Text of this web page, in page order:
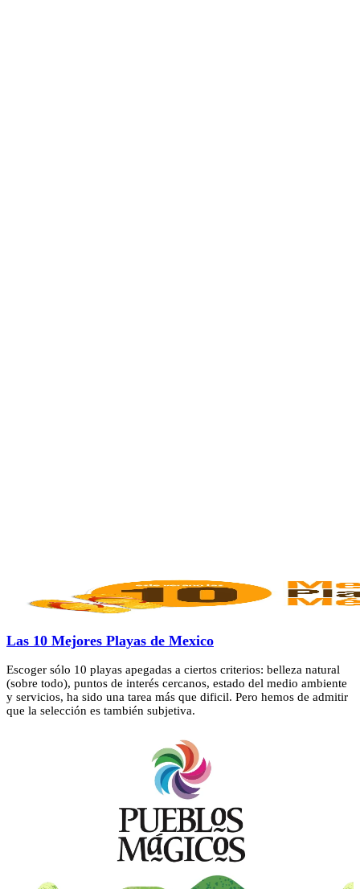
Las 10 Mejores Playas de Mexico
Escoger sólo 10 playas apegadas a ciertos criterios: belleza natural
(sobre todo), puntos de interés cercanos, estado del medio ambiente
y servicios, ha sido una tarea más que dificil. Pero hemos de admitir
que la selección es también subjetiva.